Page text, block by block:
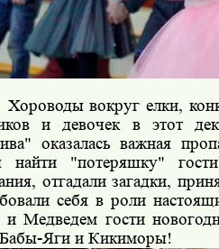
Хороводы вокруг елки,
и девочек в этот
оказалась важная
найти "потеряшку"
отгадали загадки,
себя в роли
Медведем гости
Бабы-Яги и Кикиморы!